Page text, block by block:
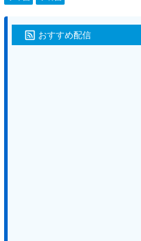
おすすめ配信